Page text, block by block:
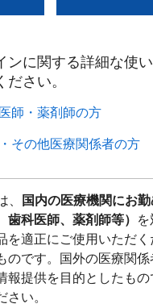
ンに関する詳細な使
さい。​
医師・薬剤師の方​
その他医療関係者の方​
、
国内の医療機関にお
歯科医師、薬剤師等）
を
を適正にご使用いただく
のです。国外の医療関係
報提供を目的としたもの
さい。